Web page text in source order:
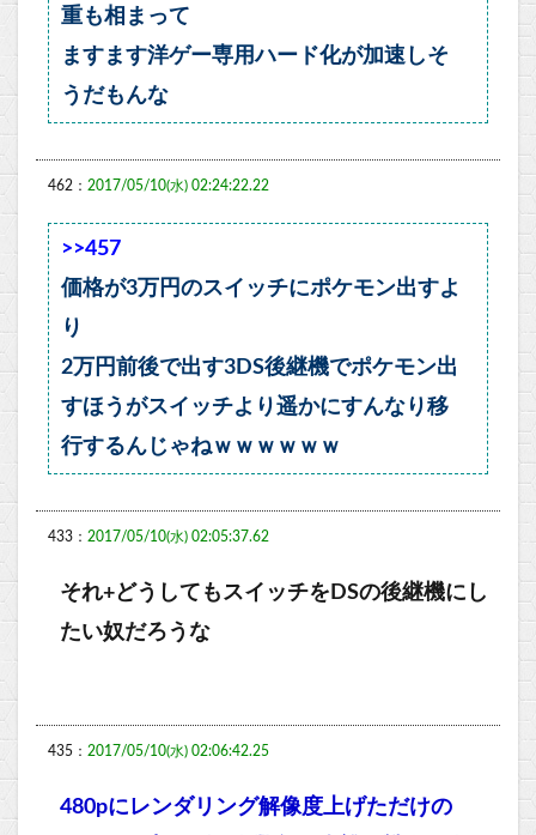
重も相まって
ますます洋ゲー専用ハード化が加速しそ
うだもんな
462： 2017/05/10(水) 02:24:22.22
>>457
価格が3万円のスイッチにポケモン出すよ
り
2万円前後で出す3DS後継機でポケモン出
すほうがスイッチより遥かにすんなり移
行するんじゃねｗｗｗｗｗｗ
433： 2017/05/10(水) 02:05:37.62
それ+どうしてもスイッチをDSの後継機にし
たい奴だろうな
435： 2017/05/10(水) 02:06:42.25
480pにレンダリング解像度上げただけの